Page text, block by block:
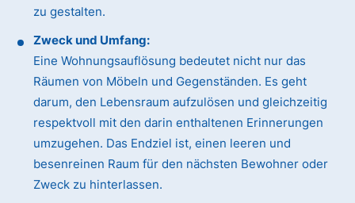
zu gestalten.
Zweck und Umfang:
Eine Wohnungsauflösung bedeutet nicht nur das
Räumen von Möbeln und Gegenständen. Es geht
darum, den Lebensraum aufzulösen und gleichzeitig
respektvoll mit den darin enthaltenen Erinnerungen
umzugehen. Das Endziel ist, einen leeren und
besenreinen Raum für den nächsten Bewohner oder
Zweck zu hinterlassen.